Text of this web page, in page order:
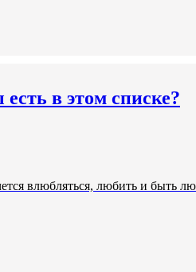
в этом списке?
влюбляться, любить и быть